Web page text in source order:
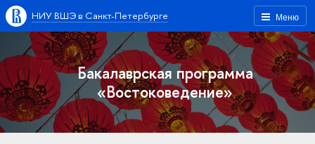
Меню
НИУ ВШЭ в Санкт-Петербурге
Бакалаврская программа
«Востоковедение»